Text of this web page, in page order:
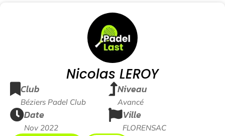
Nicolas LEROY
Club
Béziers Padel Club
Niveau
Avancé
Date
Nov 2022
Ville
FLORENSAC